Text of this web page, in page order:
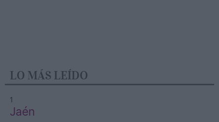
LO MÁS LEÍDO
1
Jaén